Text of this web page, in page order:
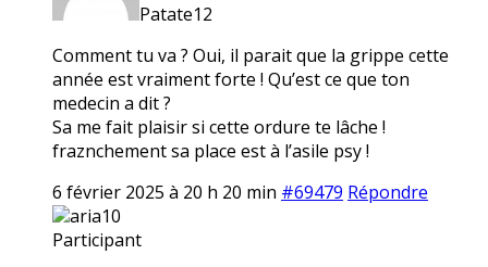
Patate12
Comment tu va ? Oui, il parait que la grippe cette
année est vraiment forte ! Qu’est ce que ton
medecin a dit ?
Sa me fait plaisir si cette ordure te lâche !
fraznchement sa place est à l’asile psy !
6 février 2025 à 20 h 20 min #69479 Répondre
aria10
Participant